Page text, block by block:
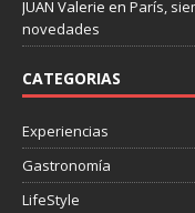
JUAN Valerie en París,
novedades
CATEGORIAS
Experiencias
Gastronomía
LifeStyle